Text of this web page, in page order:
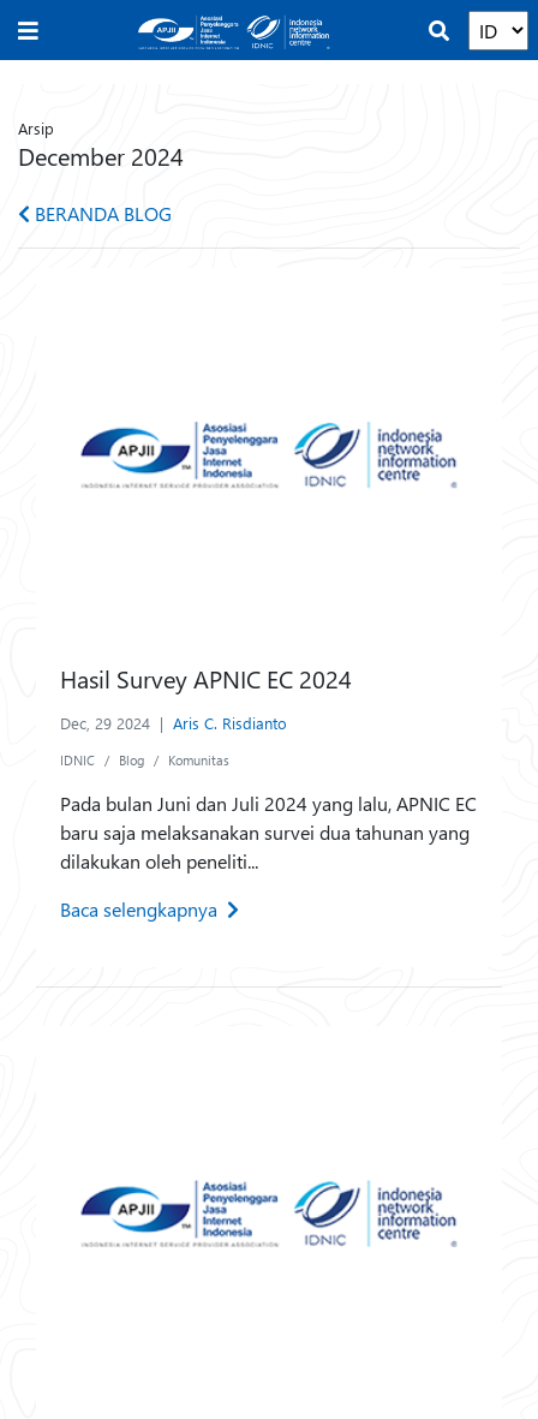
Arsip
December 2024
BERANDA BLOG
Hasil Survey APNIC EC 2024
Dec, 29 2024 | Aris C. Risdianto
IDNIC Blog Komunitas
Pada bulan Juni dan Juli 2024 yang lalu, APNIC EC
baru saja melaksanakan survei dua tahunan yang
dilakukan oleh peneliti...
Baca selengkapnya